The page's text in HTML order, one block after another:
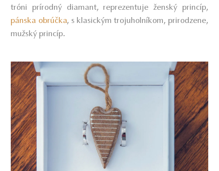
tróni prírodný diamant, reprezentuje ženský princíp,
pánska obrúčka, s klasickým trojuholníkom, prirodzene,
mužský princíp.